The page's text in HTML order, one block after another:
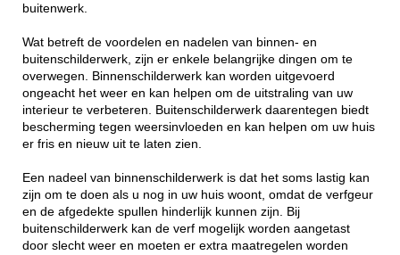
buitenwerk.
Wat betreft de voordelen en nadelen van binnen- en
buitenschilderwerk, zijn er enkele belangrijke dingen om te
overwegen. Binnenschilderwerk kan worden uitgevoerd
ongeacht het weer en kan helpen om de uitstraling van uw
interieur te verbeteren. Buitenschilderwerk daarentegen biedt
bescherming tegen weersinvloeden en kan helpen om uw huis
er fris en nieuw uit te laten zien.
Een nadeel van binnenschilderwerk is dat het soms lastig kan
zijn om te doen als u nog in uw huis woont, omdat de verfgeur
en de afgedekte spullen hinderlijk kunnen zijn. Bij
buitenschilderwerk kan de verf mogelijk worden aangetast
door slecht weer en moeten er extra maatregelen worden